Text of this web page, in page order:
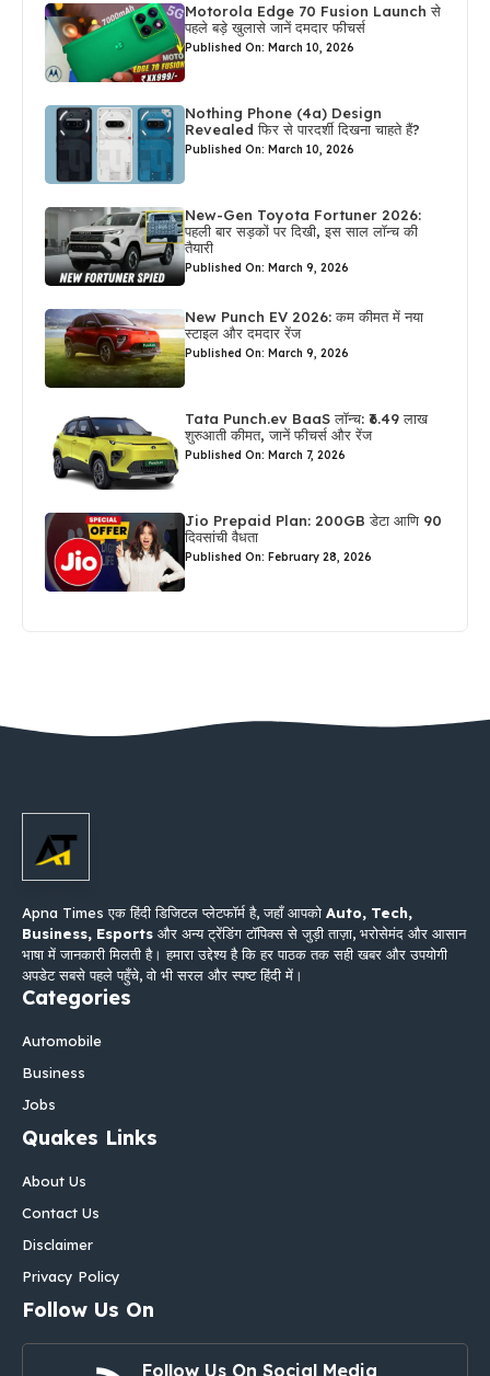
Motorola Edge 70 Fusion Launch से
पहले बड़े खुलासे जानें दमदार फीचर्स
Published On: March 10, 2026
Nothing Phone (4a) Design
Revealed फिर से पारदर्शी दिखना चाहते हैं?
Published On: March 10, 2026
New-Gen Toyota Fortuner 2026:
पहली बार सड़कों पर दिखी, इस साल लॉन्च की
तैयारी
Published On: March 9, 2026
New Punch EV 2026: कम कीमत में नया
स्टाइल और दमदार रेंज
Published On: March 9, 2026
Tata Punch.ev BaaS लॉन्च: ₹6.49 लाख
शुरुआती कीमत, जानें फीचर्स और रेंज
Published On: March 7, 2026
Jio Prepaid Plan: 200GB डेटा आणि 90
दिवसांची वैधता
Published On: February 28, 2026
Apna Times एक हिंदी डिजिटल प्लेटफॉर्म है, जहाँ आपको Auto, Tech,
Business, Esports और अन्य ट्रेंडिंग टॉपिक्स से जुड़ी ताज़ा, भरोसेमंद और आसान
भाषा में जानकारी मिलती है। हमारा उद्देश्य है कि हर पाठक तक सही खबर और उपयोगी
अपडेट सबसे पहले पहुँचे, वो भी सरल और स्पष्ट हिंदी में।
Categories
Automobile
Business
Jobs
Quakes Links
About Us
Contact Us
Disclaimer
Privacy Policy
Follow Us On
Follow Us On Social Media